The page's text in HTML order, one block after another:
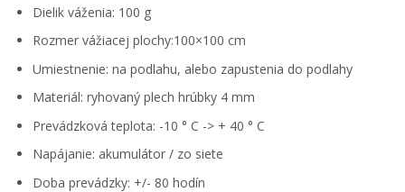
Dielik váženia: 100 g
Rozmer vážiacej plochy:100×100 cm
Umiestnenie: na podlahu, alebo zapustenia do podlahy
Materiál: ryhovaný plech hrúbky 4 mm
Prevádzková teplota: -10 ° C -> + 40 ° C
Napájanie: akumulátor / zo siete
Doba prevádzky: +/- 80 hodín